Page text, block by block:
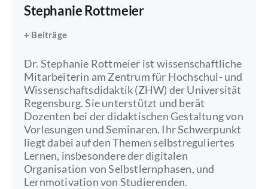
Stephanie Rottmeier
+ Beiträge
Dr. Stephanie Rottmeier ist wissenschaftliche
Mitarbeiterin am Zentrum für Hochschul- und
Wissenschaftsdidaktik (ZHW) der Universität
Regensburg. Sie unterstützt und berät
Dozenten bei der didaktischen Gestaltung von
Vorlesungen und Seminaren. Ihr Schwerpunkt
liegt dabei auf den Themen selbstreguliertes
Lernen, insbesondere der digitalen
Organisation von Selbstlernphasen, und
Lernmotivation von Studierenden.